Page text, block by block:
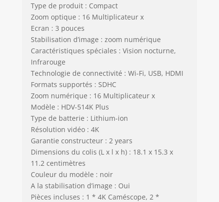
Type de produit : Compact
Zoom optique : 16 Multiplicateur x
Ecran : 3 pouces
Stabilisation d’image : zoom numérique
Caractéristiques spéciales : Vision nocturne,
Infrarouge
Technologie de connectivité : Wi-Fi, USB, HDMI
Formats supportés : SDHC
Zoom numérique : 16 Multiplicateur x
Modèle : HDV-514K Plus
Type de batterie : Lithium-ion
Résolution vidéo : 4K
Garantie constructeur : 2 years
Dimensions du colis (L x l x h) : 18.1 x 15.3 x
11.2 centimètres
Couleur du modèle : noir
A la stabilisation d’image : Oui
Pièces incluses : 1 * 4K Caméscope, 2 *